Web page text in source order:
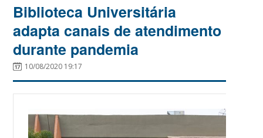
Biblioteca Universitária
adapta canais de atendimento
durante pandemia
10/08/2020 19:17